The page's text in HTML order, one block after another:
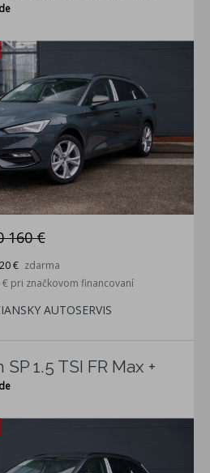
160 €
€ zdarma
€ pri značkovom financovaní
AUTOSERVIS
1.5 TSI FR Max +